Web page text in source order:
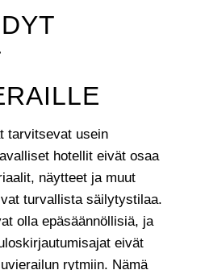
tarvitsevat usein
hotellit eivät osaa
näytteet ja muut
turvallista säilytystilaa.
olla epäsäännöllisiä, ja
eivät
rytmiin. Nämä